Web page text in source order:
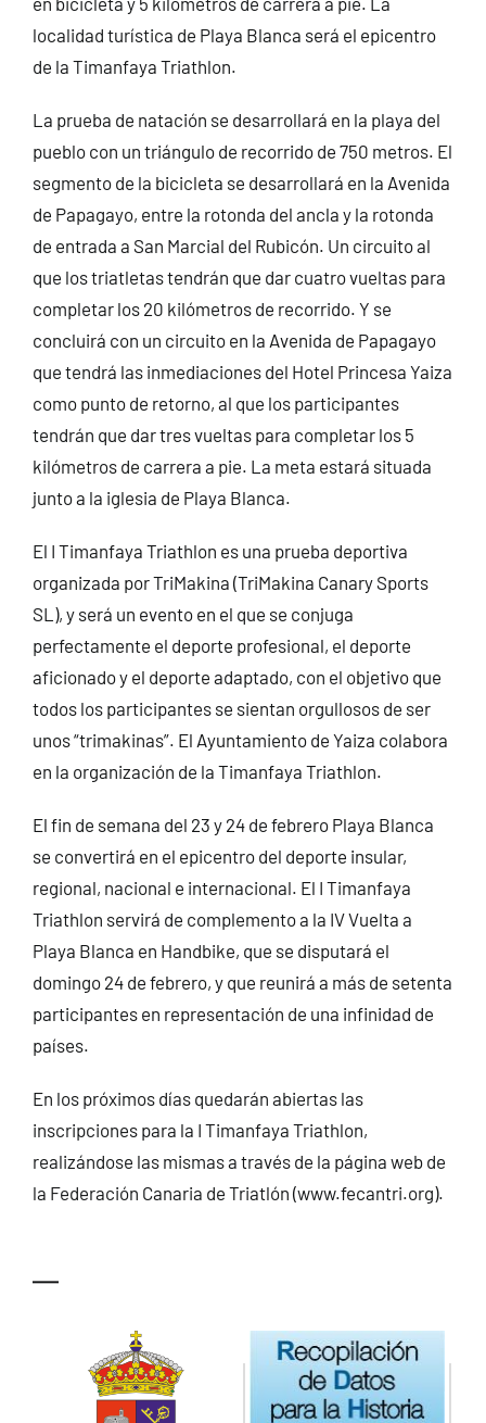
localidad turística de Playa Blanca será el epicentro
de la Timanfaya Triathlon.
La prueba de natación se desarrollará en la playa del
pueblo con un triángulo de recorrido de 750 metros. El
segmento de la bicicleta se desarrollará en la Avenida
de Papagayo, entre la rotonda del ancla y la rotonda
de entrada a San Marcial del Rubicón. Un circuito al
que los triatletas tendrán que dar cuatro vueltas para
completar los 20 kilómetros de recorrido. Y se
concluirá con un circuito en la Avenida de Papagayo
que tendrá las inmediaciones del Hotel Princesa Yaiza
como punto de retorno, al que los participantes
tendrán que dar tres vueltas para completar los 5
kilómetros de carrera a pie. La meta estará situada
junto a la iglesia de Playa Blanca.
El I Timanfaya Triathlon es una prueba deportiva
organizada por TriMakina (TriMakina Canary Sports
SL), y será un evento en el que se conjuga
perfectamente el deporte profesional, el deporte
aficionado y el deporte adaptado, con el objetivo que
todos los participantes se sientan orgullosos de ser
unos “trimakinas”. El Ayuntamiento de Yaiza colabora
en la organización de la Timanfaya Triathlon.
El fin de semana del 23 y 24 de febrero Playa Blanca
se convertirá en el epicentro del deporte insular,
regional, nacional e internacional. El I Timanfaya
Triathlon servirá de complemento a la IV Vuelta a
Playa Blanca en Handbike, que se disputará el
domingo 24 de febrero, y que reunirá a más de setenta
participantes en representación de una infinidad de
países.
En los próximos días quedarán abiertas las
inscripciones para la I Timanfaya Triathlon,
realizándose las mismas a través de la página web de
la Federación Canaria de Triatlón (www.fecantri.org).
—